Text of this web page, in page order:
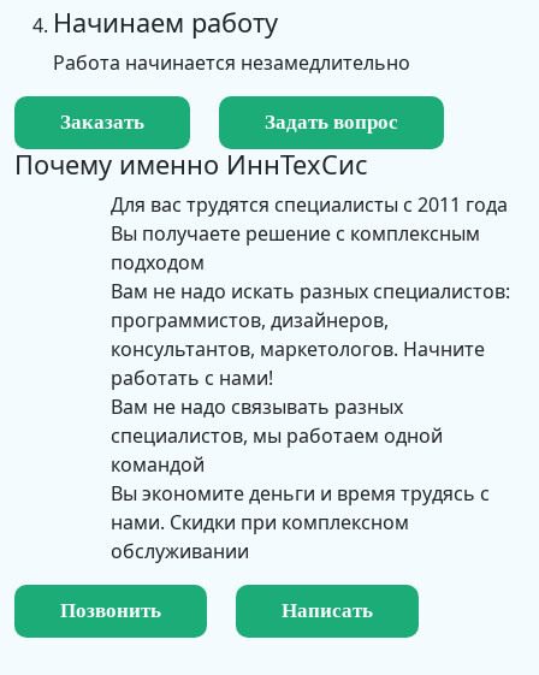
Начинаем работу
Работа начинается незамедлительно
Заказать Задать вопрос
Почему именно ИннТехСис
Для вас трудятся специалисты с 2011 года
Вы получаете решение с комплексным
подходом
Вам не надо искать разных специалистов:
программистов, дизайнеров,
консультантов, маркетологов. Начните
работать с нами!
Вам не надо связывать разных
специалистов, мы работаем одной
командой
Вы экономите деньги и время трудясь с
нами. Скидки при комплексном
обслуживании
Позвонить Написать